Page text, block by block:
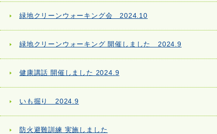
緑地クリーンウォーキング会 2024.10
緑地クリーンウォーキング 開催しました 2024.9
健康講話 開催しました 2024.9
いも掘り 2024.9
防火避難訓練 実施しました